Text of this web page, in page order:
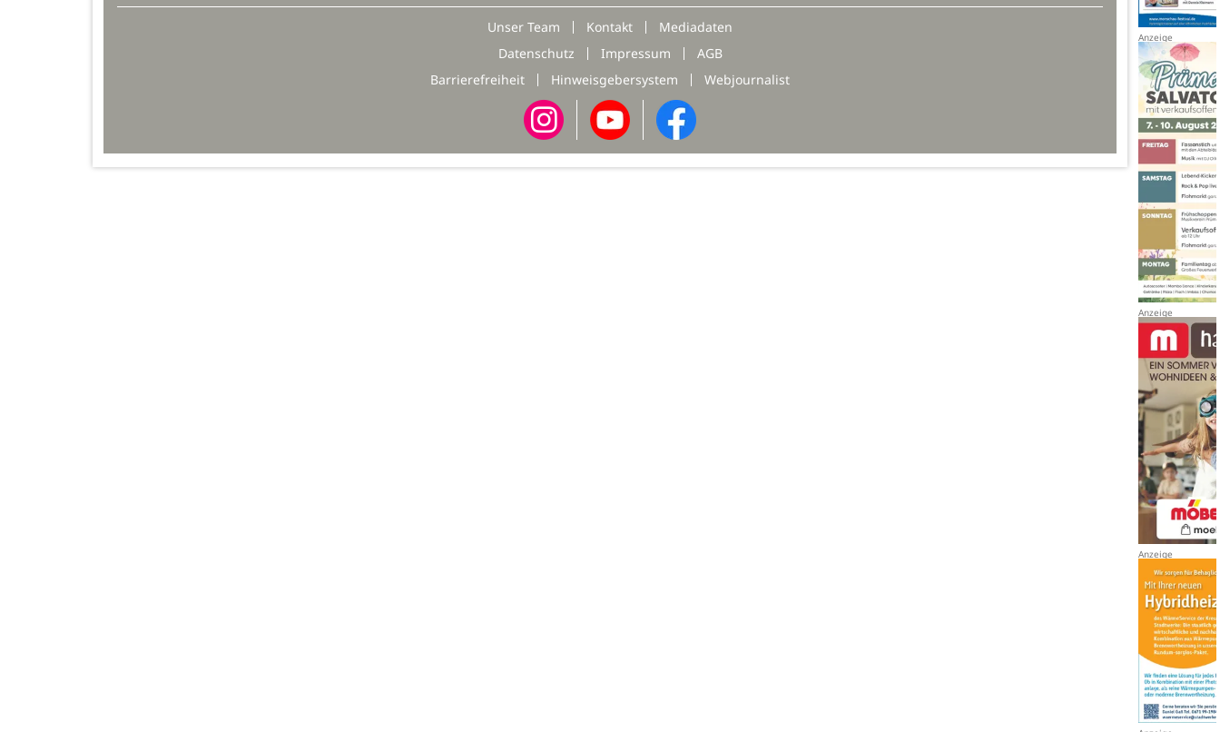
Unser Team Kontakt
Mediadaten
Datenschutz
Impressum
AGB
Barrierefreiheit
Hinweisgebersystem Webjournalist